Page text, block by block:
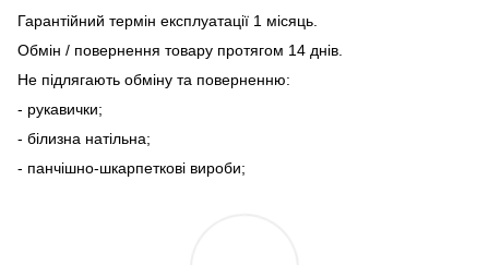
Гарантійний термін експлуатації 1 місяць.
Обмін / повернення товару протягом 14 днів.
Не підлягають обміну та поверненню:
- рукавички;
- білизна натільна;
- панчішно-шкарпеткові вироби;